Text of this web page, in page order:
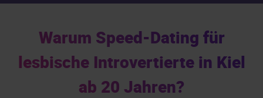
Warum Speed-Dating für
lesbische Introvertierte in Kiel
ab 20 Jahren?